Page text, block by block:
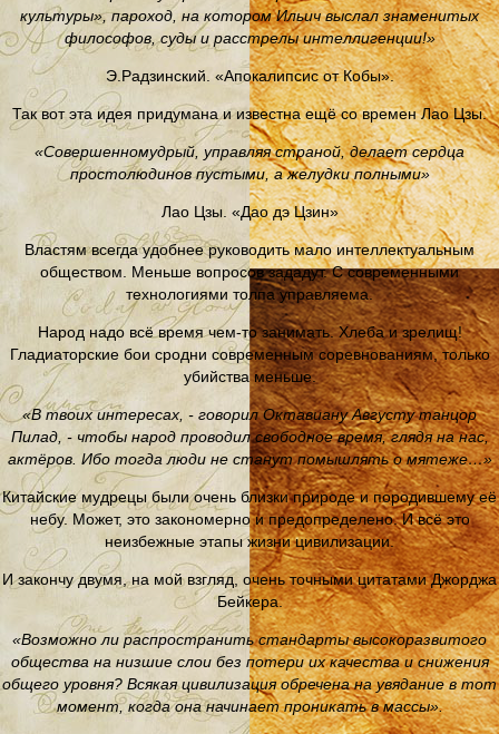
культуры», пароход, на котором Ильич выслал знаменитых
философов, суды и расстрелы интеллигенции!»
Э.Радзинский. «Апокалипсис от Кобы».
Так вот эта идея придумана и известна ещё со времен Лао Цзы.
«Совершенномудрый, управляя страной, делает сердца
простолюдинов пустыми, а желудки полными»
Лао Цзы. «Дао дэ Цзин»
Властям всегда удобнее руководить мало интеллектуальным
обществом. Меньше вопросов зададут. С современными
технологиями толпа управляема.
Народ надо всё время чем-то занимать. Хлеба и зрелищ!
Гладиаторские бои сродни современным соревнованиям, только
убийства меньше.
«В твоих интересах, - говорил Октавиану Августу танцор
Пилад, - чтобы народ проводил свободное время, глядя на нас,
актёров. Ибо тогда люди не станут помышлять о мятеже…»
Китайские мудрецы были очень близки природе и породившему её
небу. Может, это закономерно и предопределено. И всё это
неизбежные этапы жизни цивилизации.
И закончу двумя, на мой взгляд, очень точными цитатами Джорджа
Бейкера.
«Возможно ли распространить стандарты высокоразвитого
общества на низшие слои без потери их качества и снижения
общего уровня? Всякая цивилизация обречена на увядание в тот
момент, когда она начинает проникать в массы».